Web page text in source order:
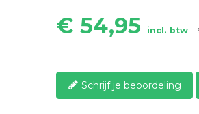
€ 54,95
incl. btw
Schrijf je beoordeling